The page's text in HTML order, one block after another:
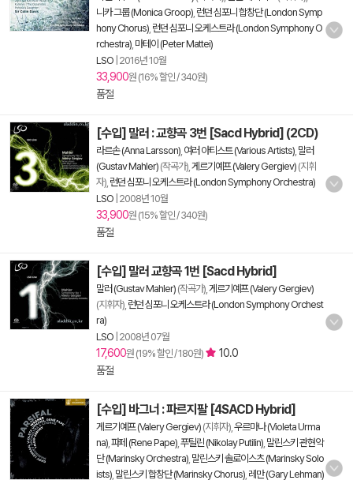
니카 그룹 (Monica Groop) 런던 심포니 합창단 (London Symp
hony Chorus) 런던 심포니 오케스트라 (London Symphony O
rchestra) 마테이 (Peter Mattei)
LSO 2016년 10월
33,900원 (16% 할인 / 340원)
품절
[수입] 말러 : 교향곡 3번 [Sacd Hybrid] (2CD)
라르손 (Anna Larsson) 여러 아티스트 (Various Artists) 말러
(Gustav Mahler) (작곡가), 게르기예프 (Valery Gergiev) (지휘
자), 런던 심포니 오케스트라 (London Symphony Orchestra)
LSO 2008년 10월
33,900원 (15% 할인 / 340원)
품절
[수입] 말러 교향곡 1번 [Sacd Hybrid]
말러 (Gustav Mahler) (작곡가), 게르기예프 (Valery Gergiev)
(지휘자), 런던 심포니 오케스트라 (London Symphony Orchest
ra)
LSO 2008년 07월
17,600원 (19% 할인 / 180원)
10.0
품절
[수입] 바그너 : 파르지팔 [4SACD Hybrid]
게르기예프 (Valery Gergiev) (지휘자), 우르마나 (Violeta Urma
na) 파페 (Rene Pape) 푸틸린 (Nikolay Putilin) 말린스키 관현악
단 (Marinsky Orchestra) 말린스키 솔로이스츠 (Marinsky Solo
ists) 말린스키 합창단 (Marinsky Chorus) 레만 (Gary Lehman)